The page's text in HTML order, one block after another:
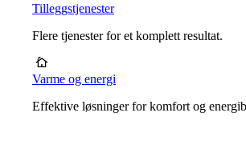
Tilleggstjenester
Flere tjenester for et komplett resultat.
Varme og energi
Effektive løsninger for komfort og